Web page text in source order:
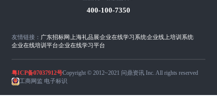
友情链接： 广东招标网 上海礼品展企业在线学习系统企业线上培训系统
企业在线培训平台企业在线学习平台
400-100-7350
粤ICP备07037912号Copyright © 2012~2021 问鼎资讯 Inc. All rights reserved
工商网监 电子标识